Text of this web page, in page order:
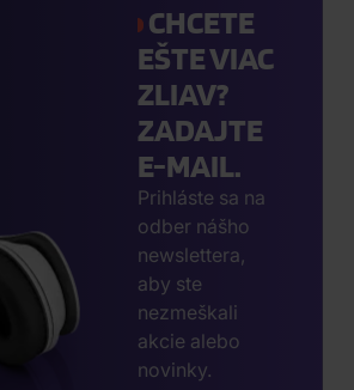
CHCETE
EŠTE VIAC
ZLIAV?
ZADAJTE
E-MAIL.
Prihláste sa na
odber nášho
newslettera,
aby ste
nezmeškali
akcie alebo
novinky.